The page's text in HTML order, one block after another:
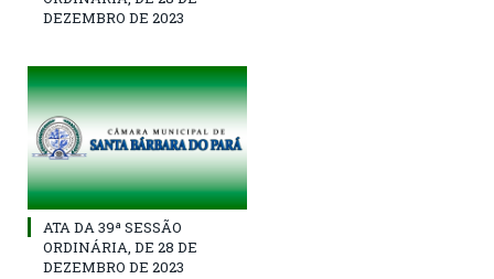
DEZEMBRO DE 2023
ATA DA 39ª SESSÃO
ORDINÁRIA, DE 28 DE
DEZEMBRO DE 2023